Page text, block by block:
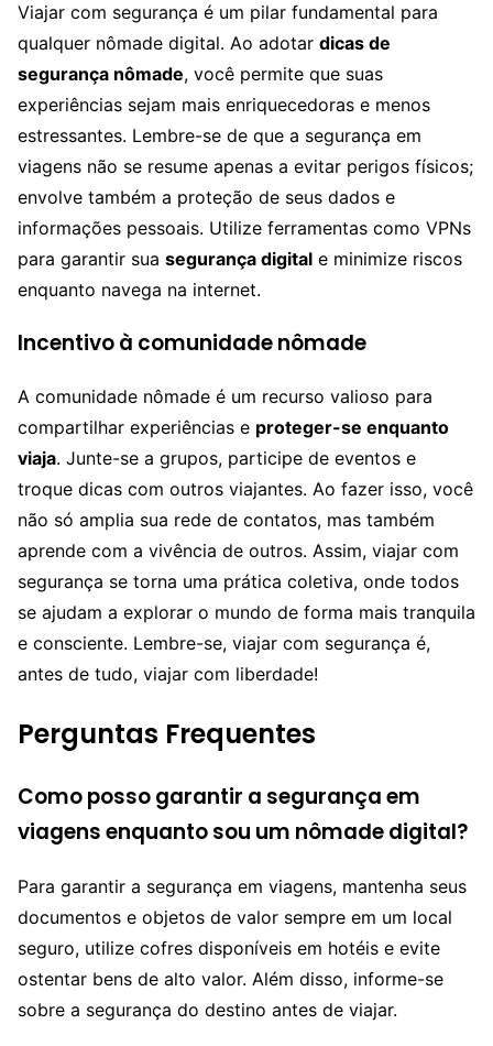
Viajar com segurança é um pilar fundamental para
qualquer nômade digital. Ao adotar dicas de
segurança nômade, você permite que suas
experiências sejam mais enriquecedoras e menos
estressantes. Lembre-se de que a segurança em
viagens não se resume apenas a evitar perigos físicos;
envolve também a proteção de seus dados e
informações pessoais. Utilize ferramentas como VPNs
para garantir sua segurança digital e minimize riscos
enquanto navega na internet.
Incentivo à comunidade nômade
A comunidade nômade é um recurso valioso para
compartilhar experiências e proteger-se enquanto
viaja. Junte-se a grupos, participe de eventos e
troque dicas com outros viajantes. Ao fazer isso, você
não só amplia sua rede de contatos, mas também
aprende com a vivência de outros. Assim, viajar com
segurança se torna uma prática coletiva, onde todos
se ajudam a explorar o mundo de forma mais tranquila
e consciente. Lembre-se, viajar com segurança é,
antes de tudo, viajar com liberdade!
Perguntas Frequentes
Como posso garantir a segurança em
viagens enquanto sou um nômade digital?
Para garantir a segurança em viagens, mantenha seus
documentos e objetos de valor sempre em um local
seguro, utilize cofres disponíveis em hotéis e evite
ostentar bens de alto valor. Além disso, informe-se
sobre a segurança do destino antes de viajar.